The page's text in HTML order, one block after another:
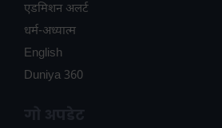
ए​डमिशन अलर्ट
धर्म-अध्यात्म
English
Duniya 360